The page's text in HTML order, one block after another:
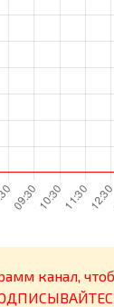
канал,